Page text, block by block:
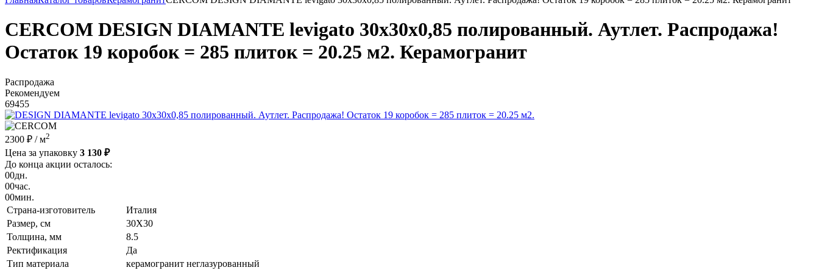
CERCOM DESIGN DIAMANTE levigato 30x30x0,85 полированный. Аутлет. Распродажа!
Остаток 19 коробок = 285 плиток = 20.25 м2. Керамогранит
Распродажа
Рекомендуем
69455
2300 ₽ / м2
Цена за упаковку 3 130 ₽
До конца акции осталось:
00дн.
00час.
00мин.
Страна-изготовитель
Италия
Размер, см
30X30
Толщина, мм
8.5
Ректификация
Да
Тип материала
керамогранит неглазурованный